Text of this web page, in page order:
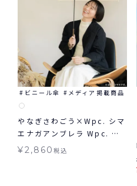
ビニール傘 メディア掲載商品
やなぎさわごう×Wpc. シマ
エナガアンブレラ Wpc. 雨
傘 ビニール傘 長傘 小鳥
¥2,860税込